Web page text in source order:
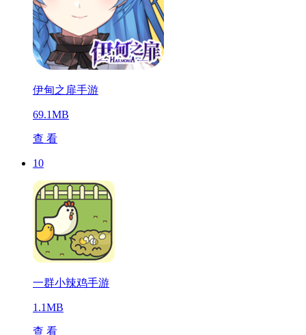
伊甸之扉手游
69.1MB
查 看
10
一群小辣鸡手游
1.1MB
查 看